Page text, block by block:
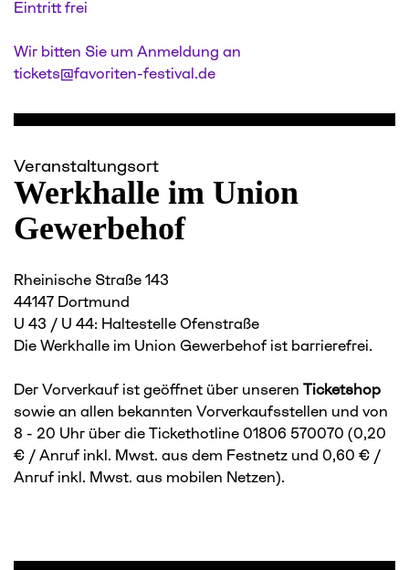
Eintritt frei
Wir bitten Sie um Anmeldung an
tickets@favoriten-festival.de
Veranstaltungsort
Werkhalle im Union
Gewerbehof
Rheinische Straße 143
44147 Dortmund
U 43 / U 44: Haltestelle Ofenstraße
Die Werkhalle im Union Gewerbehof ist barrierefrei.
Der Vorverkauf ist geöffnet über unseren Ticketshop
sowie an allen bekannten Vorverkaufsstellen und von
8 - 20 Uhr über die Tickethotline 01806 570070 (0,20
€ / Anruf inkl. Mwst. aus dem Festnetz und 0,60 € /
Anruf inkl. Mwst. aus mobilen Netzen).